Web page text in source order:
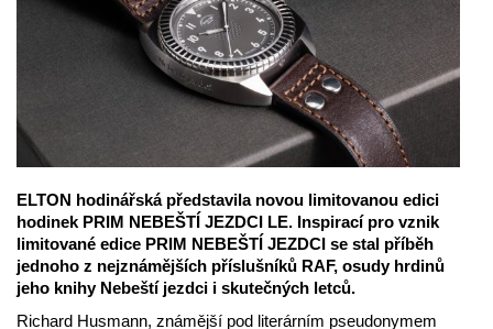
ELTON hodinářská představila novou limitovanou edici
hodinek PRIM NEBEŠTÍ JEZDCI LE. Inspirací pro vznik
limitované edice PRIM NEBEŠTÍ JEZDCI se stal příběh
jednoho z nejznámějších příslušníků RAF, osudy hrdinů
jeho knihy Nebeští jezdci i skutečných letců.
Richard Husmann, známější pod literárním pseudonymem